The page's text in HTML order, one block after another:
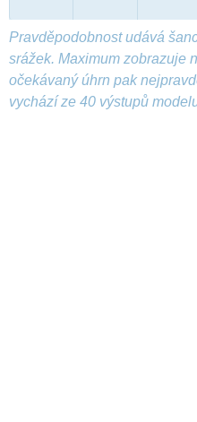
Pravděpodobnost udává
srážek. Maximum zobrazuje
očekávaný úhrn pak
vychází ze 40 výstupů